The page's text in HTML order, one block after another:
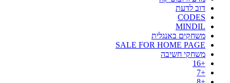
דוב לדעת
CODES
MINDIL
משחקים באנגלית
SALE FOR HOME PAGE
משחקי חשיבה
+16
+7